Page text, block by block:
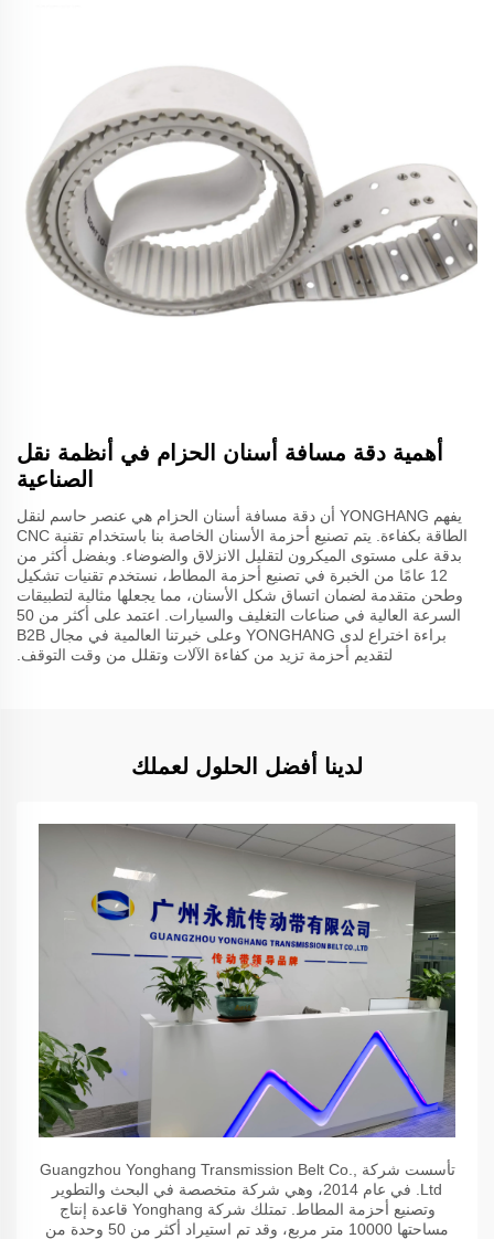
أهمية دقة مسافة أسنان الحزام في أنظمة نقل
الصناعية
يفهم YONGHANG أن دقة مسافة أسنان الحزام هي عنصر حاسم لنقل
الطاقة بكفاءة. يتم تصنيع أحزمة الأسنان الخاصة بنا باستخدام تقنية CNC
بدقة على مستوى الميكرون لتقليل الانزلاق والضوضاء. وبفضل أكثر من
12 عامًا من الخبرة في تصنيع أحزمة المطاط، نستخدم تقنيات تشكيل
وطحن متقدمة لضمان اتساق شكل الأسنان، مما يجعلها مثالية لتطبيقات
السرعة العالية في صناعات التغليف والسيارات. اعتمد على أكثر من 50
براءة اختراع لدى YONGHANG وعلى خبرتنا العالمية في مجال B2B
لتقديم أحزمة تزيد من كفاءة الآلات وتقلل من وقت التوقف.
لدينا أفضل الحلول لعملك
تأسست شركة Guangzhou Yonghang Transmission Belt Co.,
Ltd. في عام 2014، وهي شركة متخصصة في البحث والتطوير
وتصنيع أحزمة المطاط. تمتلك شركة Yonghang قاعدة إنتاج
مساحتها 10000 متر مربع، وقد تم استيراد أكثر من 50 وحدة من